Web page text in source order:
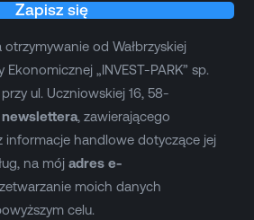
Zapisz się
od Wałbrzyskiej
„INVEST-PARK” sp.
ul. Uczniowskiej 16, 58-
newslettera, zawierającego
informacje handlowe dotyczące jej
na mój adres e-
moich danych
celu.